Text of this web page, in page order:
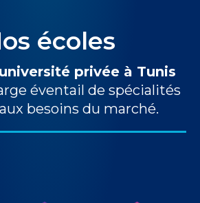
écoles
université privée à Tunis
éventail de spécialités
besoins du marché.